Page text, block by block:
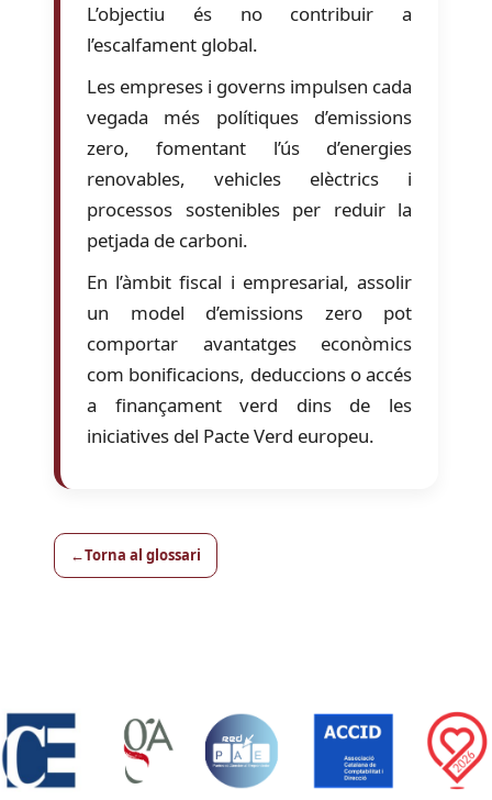
L’objectiu és no contribuir a
l’escalfament global.
Les empreses i governs impulsen cada
vegada més polítiques d’emissions
zero, fomentant l’ús d’energies
renovables, vehicles elèctrics i
processos sostenibles per reduir la
petjada de carboni.
En l’àmbit fiscal i empresarial, assolir
un model d’emissions zero pot
comportar avantatges econòmics
com bonificacions, deduccions o accés
a finançament verd dins de les
iniciatives del Pacte Verd europeu.
Torna al glossari